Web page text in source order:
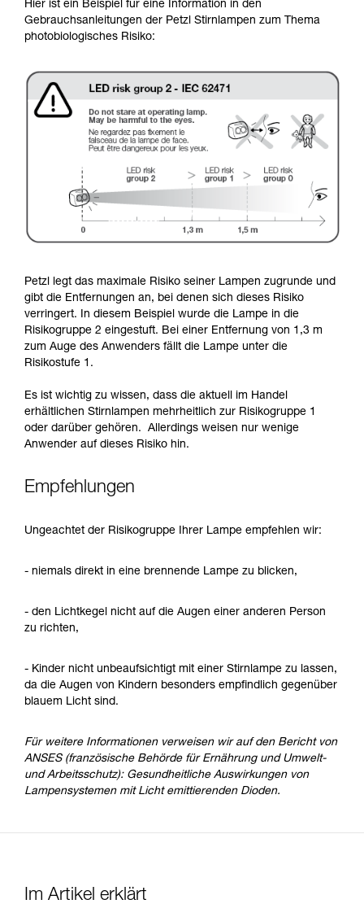
Hier ist ein Beispiel für eine Information in den
Gebrauchsanleitungen der Petzl Stirnlampen zum Thema
photobiologisches Risiko:
Petzl legt das maximale Risiko seiner Lampen zugrunde und
gibt die Entfernungen an, bei denen sich dieses Risiko
verringert. In diesem Beispiel wurde die Lampe in die
Risikogruppe 2 eingestuft. Bei einer Entfernung von 1,3 m
zum Auge des Anwenders fällt die Lampe unter die
Risikostufe 1.
Es ist wichtig zu wissen, dass die aktuell im Handel
erhältlichen Stirnlampen mehrheitlich zur Risikogruppe 1
oder darüber gehören. Allerdings weisen nur wenige
Anwender auf dieses Risiko hin.
Empfehlungen
Ungeachtet der Risikogruppe Ihrer Lampe empfehlen wir:
- niemals direkt in eine brennende Lampe zu blicken,
- den Lichtkegel nicht auf die Augen einer anderen Person
zu richten,
- Kinder nicht unbeaufsichtigt mit einer Stirnlampe zu lassen,
da die Augen von Kindern besonders empfindlich gegenüber
blauem Licht sind.
Für weitere Informationen verweisen wir auf den Bericht von
ANSES (französische Behörde für Ernährung und Umwelt-
und Arbeitsschutz): Gesundheitliche Auswirkungen von
Lampensystemen mit Licht emittierenden Dioden.
Im Artikel erklärt